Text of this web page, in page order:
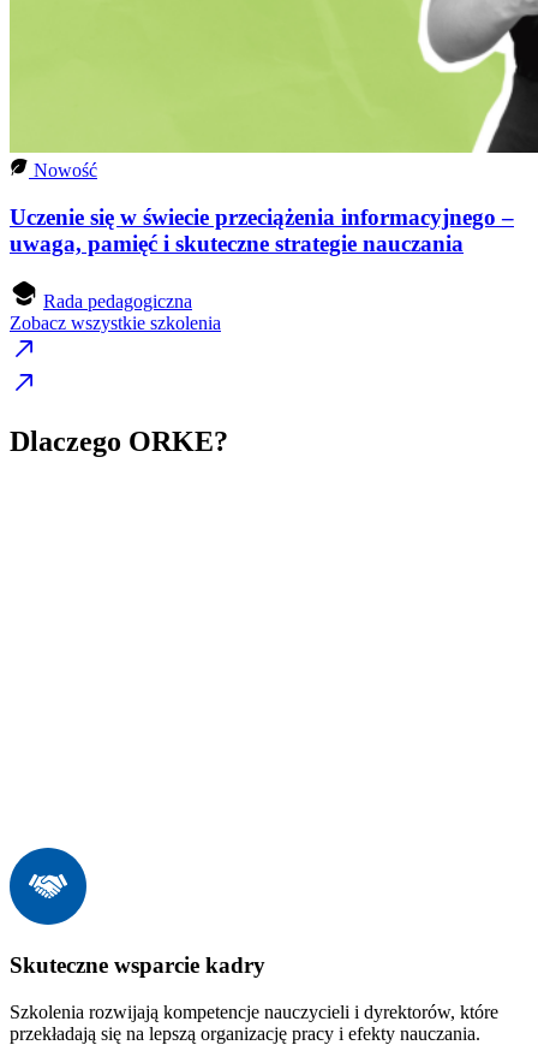
Nowość
Uczenie się w świecie przeciążenia informacyjnego –
uwaga, pamięć i skuteczne strategie nauczania
Rada pedagogiczna
Zobacz wszystkie szkolenia
Dlaczego ORKE?
Skuteczne wsparcie kadry
Szkolenia rozwijają kompetencje nauczycieli i dyrektorów, które
przekładają się na lepszą organizację pracy i efekty nauczania.